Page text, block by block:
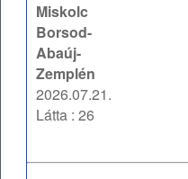
Miskolc
Borsod-
Abaúj-
Zemplén
2026.07.21.
Látta : 26